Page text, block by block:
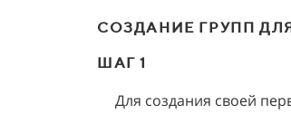
СОЗДАНИЕ ГРУПП
ШАГ 1
Для создания своей